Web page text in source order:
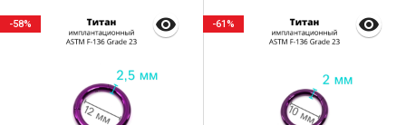
-58% -61%